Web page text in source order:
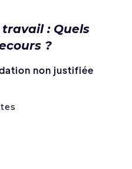
: Quels
?
non justifiée